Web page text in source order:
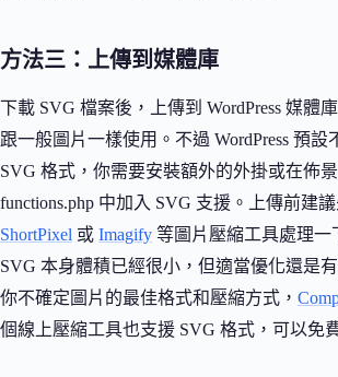
方法三：上傳到媒體庫
下載 SVG 檔案後，上傳到 WordPress 媒體
跟一般圖片一樣使用。不過 WordPress 預設
SVG 格式，你需要安裝額外的外掛或在佈
functions.php 中加入 SVG 支援。上傳前建議
ShortPixel 或 Imagify 等圖片壓縮工具處理一
SVG 本身體積已經很小，但適當優化還是
你不確定圖片的最佳格式和壓縮方式，
個線上壓縮工具也支援 SVG 格式，可以免